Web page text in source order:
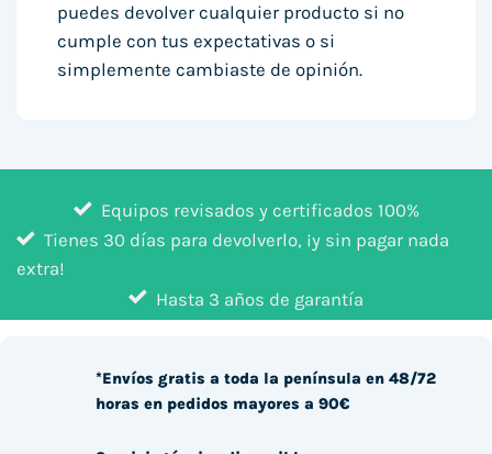
puedes devolver cualquier producto si no
cumple con tus expectativas o si
simplemente cambiaste de opinión.
Equipos revisados y certificados 100%
Tienes 30 días para devolverlo, ¡y sin pagar nada
extra!
Hasta 3 años de garantía
*Envíos gratis a toda la península en 48/72
horas en pedidos mayores a 90€